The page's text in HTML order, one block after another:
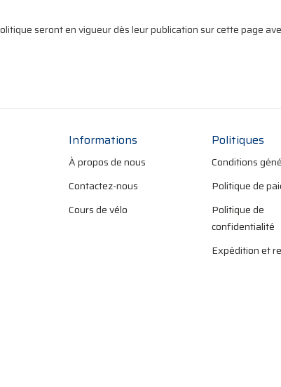
seront en vigueur dès leur publication sur cette page
Informations
À propos de nous
Contactez-nous
Cours de vélo
Politiques
Conditions
Politique de
Politique de
confidentialité
Expédition et